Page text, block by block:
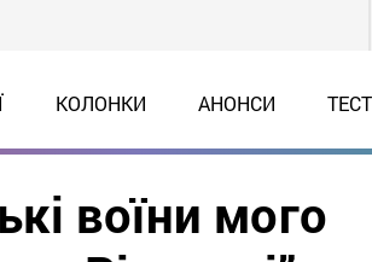
КОЛОНКИ АНОНСИ
воїни мого